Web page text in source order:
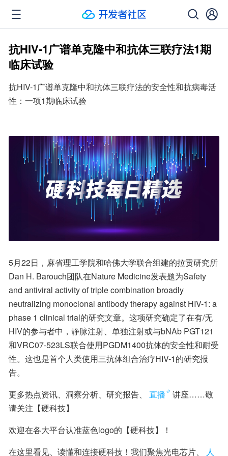
抗HIV-1广谱单克隆中和抗体三联疗法1期
临床试验
抗HIV-1广谱单克隆中和抗体三联疗法的安全性和抗病毒活
性：一项1期临床试验
5月22日，麻省理工学院和哈佛大学联合组建的拉贡研究所
Dan H. Barouch团队在Nature Medicine发表题为Safety
and antiviral activity of triple combination broadly
neutralizing monoclonal antibody therapy against HIV-1: a
phase 1 clinical trial的研究文章。这项研究确定了在有/无
HIV的参与者中，静脉注射、单独注射或与bNAb PGT121
和VRC07-523LS联合使用PGDM1400抗体的安全性和耐受
性。这也是首个人类使用三抗体组合治疗HIV-1的研究报
告。
更多热点资讯、洞察分析、研究报告、
直播
讲座……敬
请关注【硬科技】
欢迎在各大平台认准蓝色logo的【硬科技】！
在这里看见、读懂和连接硬科技！我们聚焦光电芯片、
人